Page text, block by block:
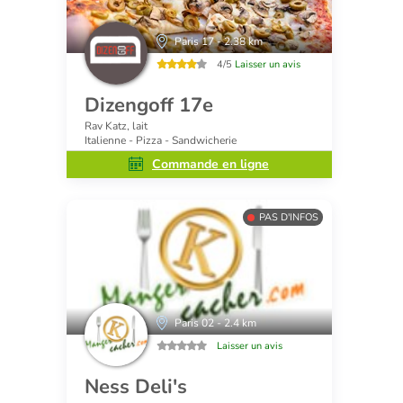
Paris 17 - 2.38 km
4/5 Laisser un avis
Dizengoff 17e
Rav Katz, lait
Italienne - Pizza - Sandwicherie
Commande en ligne
PAS D'INFOS
Paris 02 - 2.4 km
Laisser un avis
Ness Deli's